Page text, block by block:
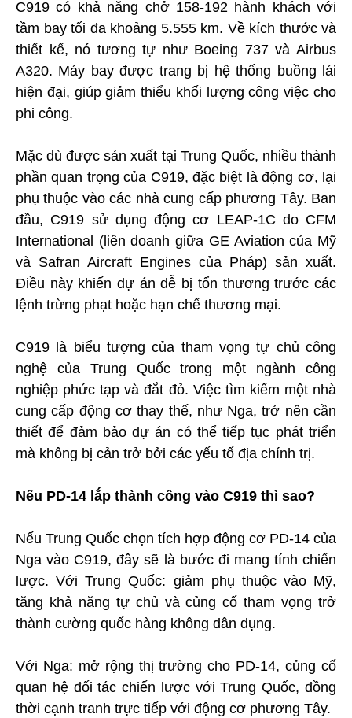
C919 có khả năng chở 158-192 hành khách với
tầm bay tối đa khoảng 5.555 km. Về kích thước và
thiết kế, nó tương tự như Boeing 737 và Airbus
A320. Máy bay được trang bị hệ thống buồng lái
hiện đại, giúp giảm thiểu khối lượng công việc cho
phi công.
Mặc dù được sản xuất tại Trung Quốc, nhiều thành
phần quan trọng của C919, đặc biệt là động cơ, lại
phụ thuộc vào các nhà cung cấp phương Tây. Ban
đầu, C919 sử dụng động cơ LEAP-1C do CFM
International (liên doanh giữa GE Aviation của Mỹ
và Safran Aircraft Engines của Pháp) sản xuất.
Điều này khiến dự án dễ bị tổn thương trước các
lệnh trừng phạt hoặc hạn chế thương mại.
C919 là biểu tượng của tham vọng tự chủ công
nghệ của Trung Quốc trong một ngành công
nghiệp phức tạp và đắt đỏ. Việc tìm kiếm một nhà
cung cấp động cơ thay thế, như Nga, trở nên cần
thiết để đảm bảo dự án có thể tiếp tục phát triển
mà không bị cản trở bởi các yếu tố địa chính trị.
Nếu PD-14 lắp thành công vào C919 thì sao?
Nếu Trung Quốc chọn tích hợp động cơ PD-14 của
Nga vào C919, đây sẽ là bước đi mang tính chiến
lược. Với Trung Quốc: giảm phụ thuộc vào Mỹ,
tăng khả năng tự chủ và củng cố tham vọng trở
thành cường quốc hàng không dân dụng.
Với Nga: mở rộng thị trường cho PD-14, củng cố
quan hệ đối tác chiến lược với Trung Quốc, đồng
thời cạnh tranh trực tiếp với động cơ phương Tây.